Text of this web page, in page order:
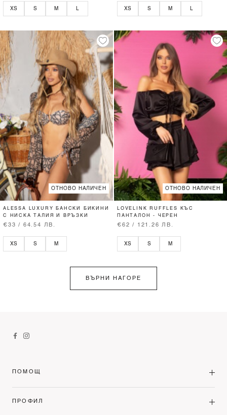
XS S M L XS S M L
ОТНОВО НАЛИЧЕН
ALESSA LUXURY БАНСКИ БИКИНИ
С НИСКА ТАЛИЯ И ВРЪЗКИ
€33 / 64.54 ЛВ.
XS S M
ОТНОВО НАЛИЧЕН
LOVELINK RUFFLES КЪС
ПАНТАЛОН - ЧЕРЕН
€62 / 121.26 ЛВ.
XS S M
ВЪРНИ НАГОРЕ
ПОМОЩ
ПРОФИЛ